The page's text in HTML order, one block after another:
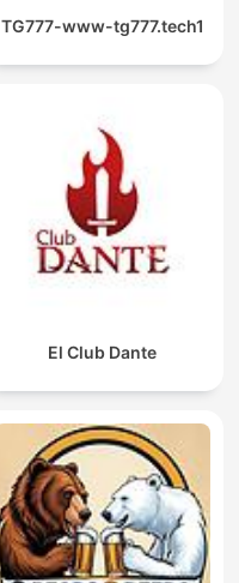
TG777-www-tg777.tech1
El Club Dante